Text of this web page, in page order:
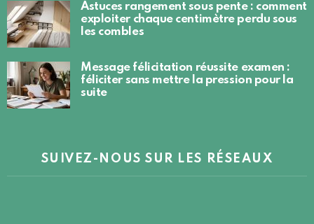
Astuces rangement sous pente : comment
exploiter chaque centimètre perdu sous
les combles
Message félicitation réussite examen :
féliciter sans mettre la pression pour la
suite
SUIVEZ-NOUS SUR LES RÉSEAUX